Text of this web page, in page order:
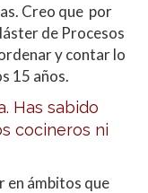
Creo que por
de Procesos
y contar lo
15 años.
Has sabido
cocineros ni
en ámbitos que